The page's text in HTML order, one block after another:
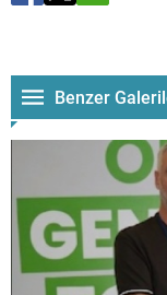
Benzer